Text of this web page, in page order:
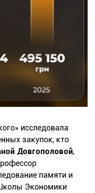
исследовала
закупок, кто
Довгополовой,
памяти и
Экономики